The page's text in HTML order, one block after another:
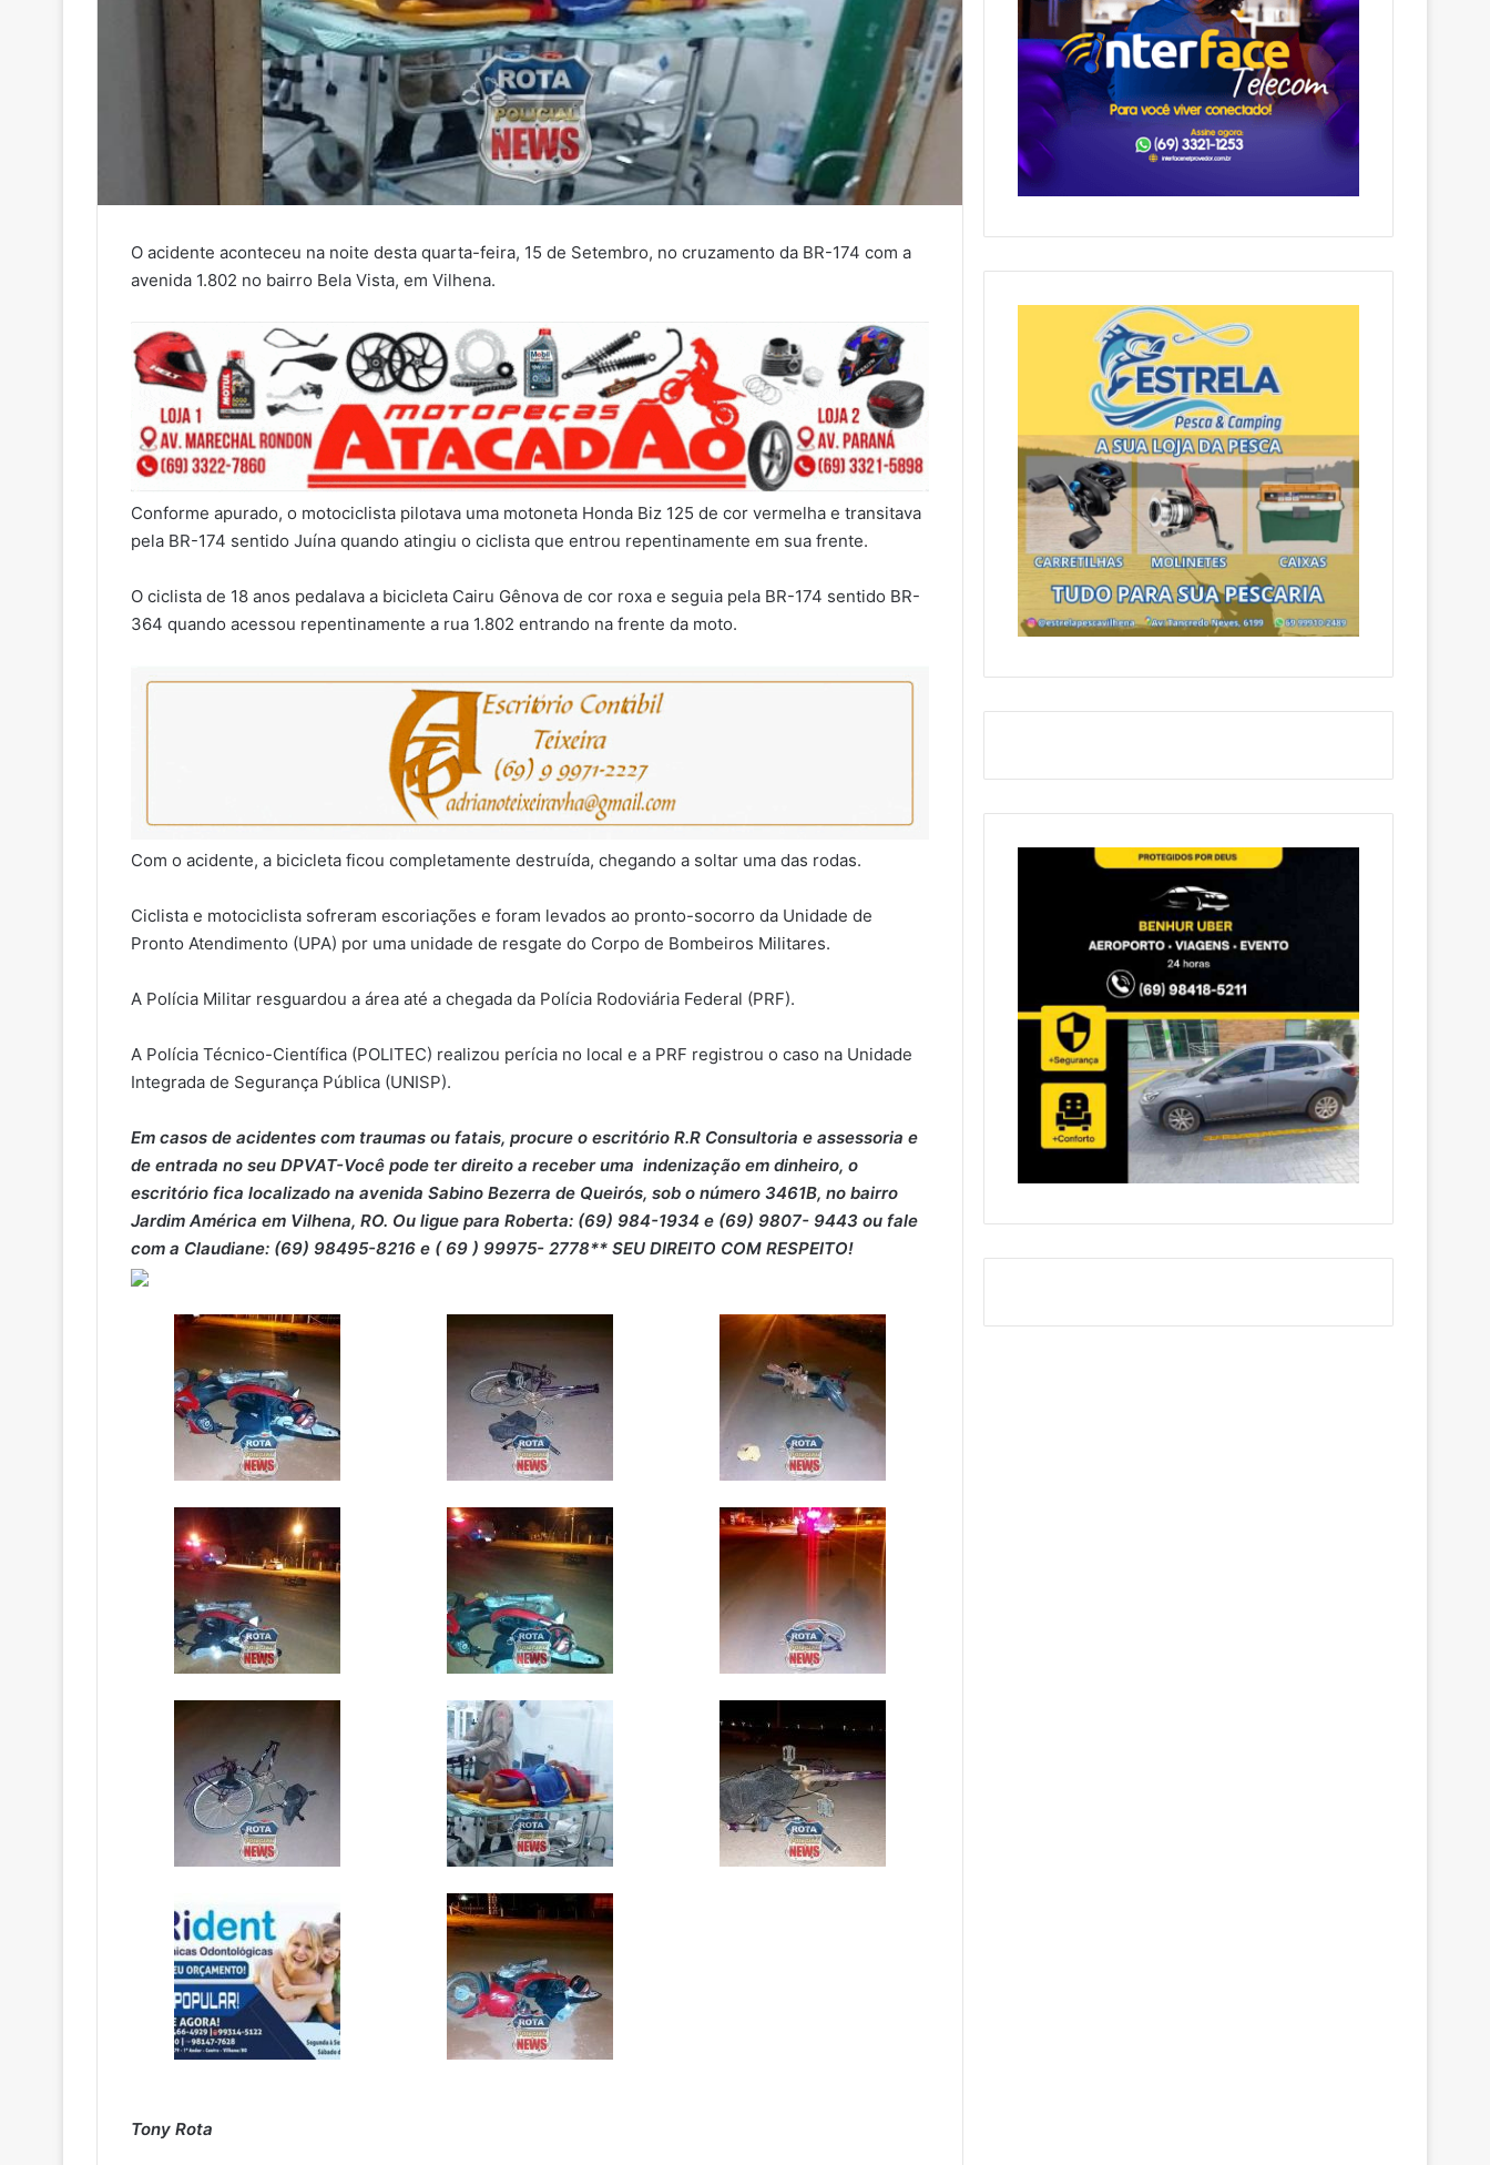
O acidente aconteceu na noite desta quarta-feira, 15 de Setembro, no cruzamento da BR-174 com a
avenida 1.802 no bairro Bela Vista, em Vilhena.
Conforme apurado, o motociclista pilotava uma motoneta Honda Biz 125 de cor vermelha e transitava
pela BR-174 sentido Juína quando atingiu o ciclista que entrou repentinamente em sua frente.
O ciclista de 18 anos pedalava a bicicleta Cairu Gênova de cor roxa e seguia pela BR-174 sentido BR-
364 quando acessou repentinamente a rua 1.802 entrando na frente da moto.
Com o acidente, a bicicleta ficou completamente destruída, chegando a soltar uma das rodas.
Ciclista e motociclista sofreram escoriações e foram levados ao pronto-socorro da Unidade de
Pronto Atendimento (UPA) por uma unidade de resgate do Corpo de Bombeiros Militares.
A Polícia Militar resguardou a área até a chegada da Polícia Rodoviária Federal (PRF).
A Polícia Técnico-Científica (POLITEC) realizou perícia no local e a PRF registrou o caso na Unidade
Integrada de Segurança Pública (UNISP).
Em casos de acidentes com traumas ou fatais, procure o escritório R.R Consultoria e assessoria e
de entrada no seu DPVAT-Você pode ter direito a receber uma indenização em dinheiro, o
escritório fica localizado na avenida Sabino Bezerra de Queirós, sob o número 3461B, no bairro
Jardim América em Vilhena, RO. Ou ligue para Roberta: (69) 984-1934 e (69) 9807- 9443 ou fale
com a Claudiane: (69) 98495-8216 e ( 69 ) 99975- 2778** SEU DIREITO COM RESPEITO!
Tony Rota